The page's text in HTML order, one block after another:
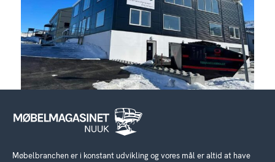
Møbelbranchen er i konstant udvikling og vores mål er altid at have